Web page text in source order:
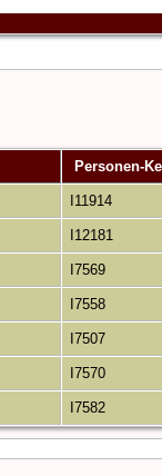
Personen-
I11914
I12181
I7569
I7558
I7507
I7570
I7582